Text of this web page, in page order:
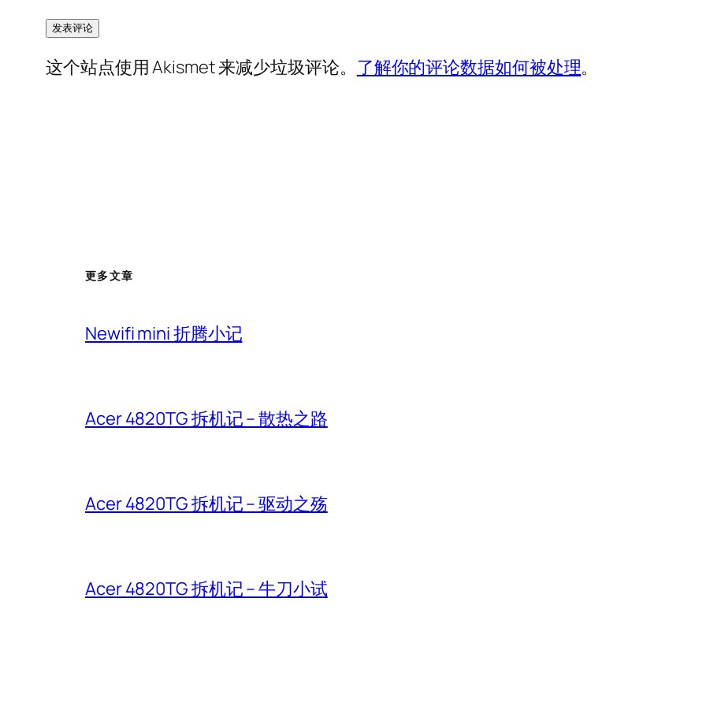
这个站点使用 Akismet 来减少垃圾评论。 了解你的评论数据如何被处理。
更多文章
Newifi mini 折腾小记
Acer 4820TG 拆机记 – 散热之路
Acer 4820TG 拆机记 – 驱动之殇
Acer 4820TG 拆机记 – 牛刀小试